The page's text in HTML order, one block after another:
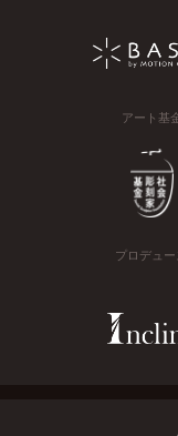
アート基
プロデュー